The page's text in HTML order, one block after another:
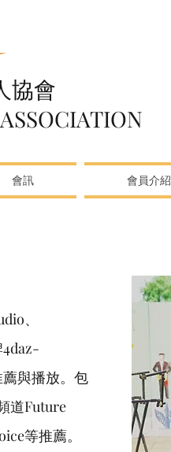
協會
會訊 會員介紹
、
與播放。包
道Future
等推薦。